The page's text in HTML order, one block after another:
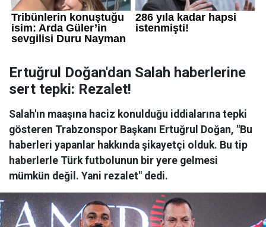
Ertuğrul Doğan'dan Salah haberlerine
sert tepki: Rezalet!
Salah'ın maaşına haciz konulduğu iddialarına tepki
gösteren Trabzonspor Başkanı Ertuğrul Doğan, "Bu
haberleri yapanlar hakkında şikayetçi olduk. Bu tip
haberlerle Türk futbolunun bir yere gelmesi
mümkün değil. Yani rezalet" dedi.